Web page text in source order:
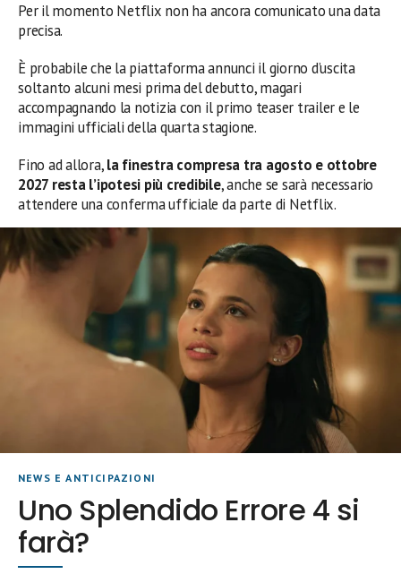
Per il momento Netflix non ha ancora comunicato una data
precisa.
È probabile che la piattaforma annunci il giorno d’uscita
soltanto alcuni mesi prima del debutto, magari
accompagnando la notizia con il primo teaser trailer e le
immagini ufficiali della quarta stagione.
Fino ad allora,la finestra compresa tra agosto e ottobre
2027 resta l’ipotesi più credibile, anche se sarà necessario
attendere una conferma ufficiale da parte di Netflix.
NEWS E ANTICIPAZIONI
Uno Splendido Errore 4 si
farà?